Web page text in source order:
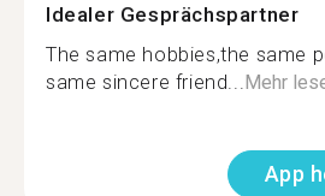
Idealer Gesprächspartner
The same hobbies,the same
same sincere friend... Mehr
App